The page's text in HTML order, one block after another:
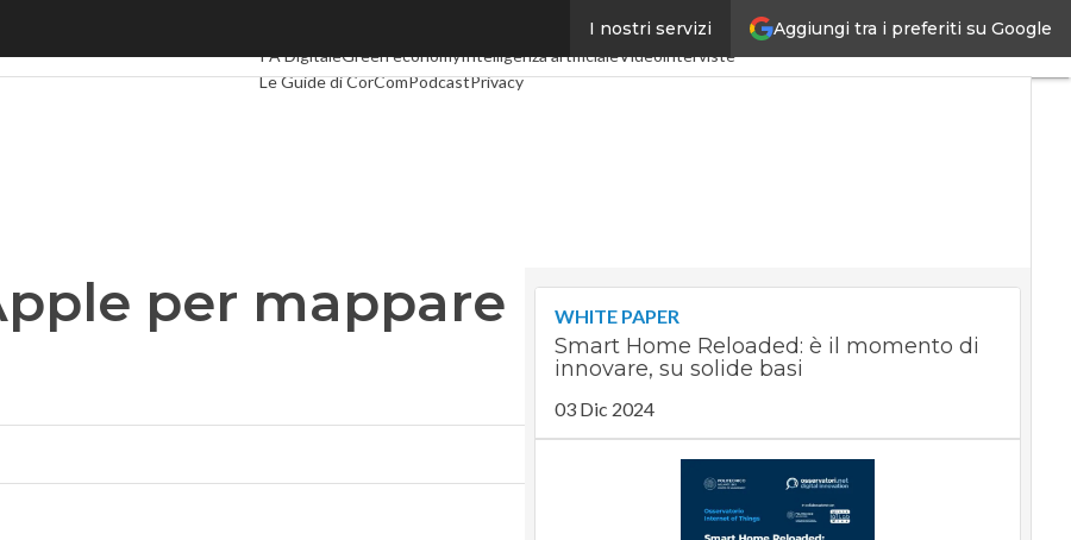
Aggiungi tra i preferiti su Google
I nostri servizi
Industria 4.0SpacEconomy
PA DigitaleGreen economyIntelligenza artificialeVideointerviste
Le Guide di CorComPodcastPrivacy
per mappare
WHITE PAPER
Smart Home Reloaded: è il momento di
innovare, su solide basi
03 Dic 2024